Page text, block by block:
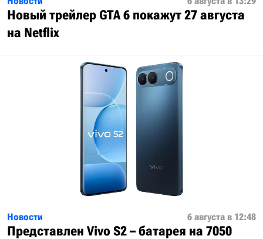
Новый трейлер GTA 6 покажут 27 августа
на Netflix
Новости 6 августа в 12:48
Представлен Vivo S2 – батарея на 7050